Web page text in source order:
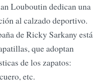
Louboutin dedican una
al calzado deportivo.
de Ricky Sarkany está
que adoptan
de los zapatos:
etc.